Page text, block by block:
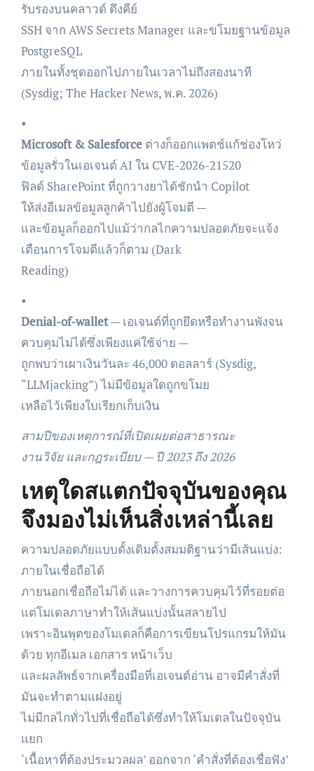
รับรองบนคลาวด์ ดึงคีย์
SSH จาก AWS Secrets Manager และขโมยฐานข้อมูล
PostgreSQL
ภายในทั้งชุดออกไปภายในเวลาไม่ถึงสองนาที
(Sysdig; The Hacker News, พ.ค. 2026)
•
Microsoft & Salesforceต่างก็ออกแพตช์แก้ช่องโหว่
ข้อมูลรั่วในเอเจนต์ AI ใน CVE-2026-21520
ฟิลด์ SharePoint ที่ถูกวางยาได้ชักนำ Copilot
ให้ส่งอีเมลข้อมูลลูกค้าไปยังผู้โจมตี —
และข้อมูลก็ออกไปแม้ว่ากลไกความปลอดภัยจะแจ้ง
เตือนการโจมตีแล้วก็ตาม (Dark
Reading)
•
Denial-of-wallet— เอเจนต์ที่ถูกยึดหรือทำงานพังจน
ควบคุมไม่ได้ซึ่งเพียงแค่ใช้จ่าย —
ถูกพบว่าเผาเงินวันละ 46,000 ดอลลาร์ (Sysdig,
“LLMjacking”) ไม่มีข้อมูลใดถูกขโมย
เหลือไว้เพียงใบเรียกเก็บเงิน
สามปีของเหตุการณ์ที่เปิดเผยต่อสาธารณะ
งานวิจัย และกฎระเบียบ — ปี 2023 ถึง 2026
เหตุใดสแตกปัจจุบันของคุณ
จึงมองไม่เห็นสิ่งเหล่านี้เลย
ความปลอดภัยแบบดั้งเดิมตั้งสมมติฐานว่ามีเส้นแบ่ง:
ภายในเชื่อถือได้
ภายนอกเชื่อถือไม่ได้ และวางการควบคุมไว้ที่รอยต่อ
แต่โมเดลภาษาทำให้เส้นแบ่งนั้นสลายไป
เพราะอินพุตของโมเดลก็คือการเขียนโปรแกรมให้มัน
ด้วย ทุกอีเมล เอกสาร หน้าเว็บ
และผลลัพธ์จากเครื่องมือที่เอเจนต์อ่าน อาจมีคำสั่งที่
มันจะทำตามแฝงอยู่
ไม่มีกลไกทั่วไปที่เชื่อถือได้ซึ่งทำให้โมเดลในปัจจุบัน
แยก
‘เนื้อหาที่ต้องประมวลผล’ ออกจาก ‘คำสั่งที่ต้องเชื่อฟัง’